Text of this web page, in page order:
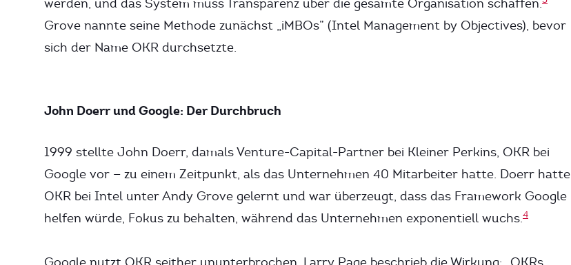
werden, und das System muss Transparenz über die gesamte Organisation schaffen.
Grove nannte seine Methode zunächst „iMBOs” (Intel Management by Objectives), bevor
sich der Name OKR durchsetzte.
John Doerr und Google: Der Durchbruch
1999 stellte John Doerr, damals Venture-Capital-Partner bei Kleiner Perkins, OKR bei
Google vor — zu einem Zeitpunkt, als das Unternehmen 40 Mitarbeiter hatte. Doerr hatte
OKR bei Intel unter Andy Grove gelernt und war überzeugt, dass das Framework Google
helfen würde, Fokus zu behalten, während das Unternehmen exponentiell wuchs.4